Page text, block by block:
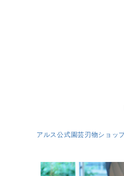
アルス公式園芸刃物ショッ